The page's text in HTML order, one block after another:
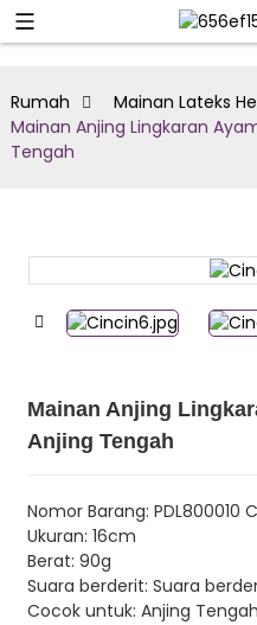
Rumah
Mainan Lateks
Mainan Anjing Lingkaran
Tengah
Mainan Anjing
Anjing Tengah
Nomor Barang: PDL800010 C
Ukuran: 16cm
Berat: 90g
Suara berderit: Suara
Cocok untuk: Anjing Tengah